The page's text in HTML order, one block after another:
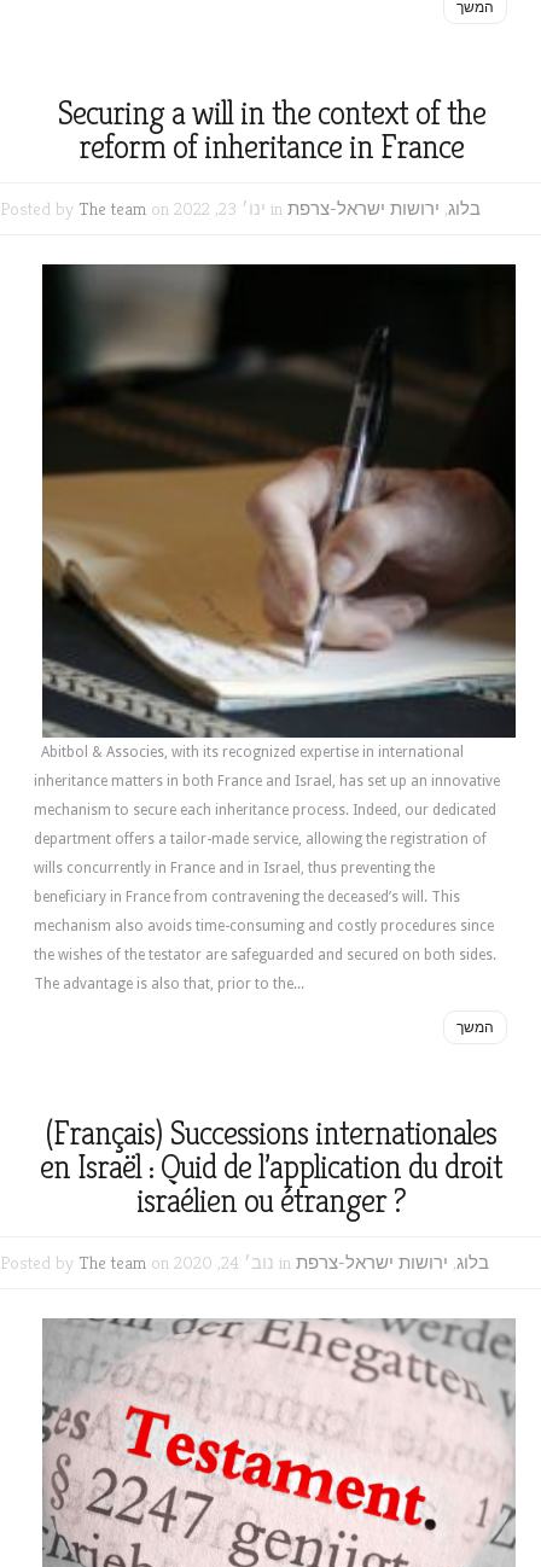
המשך
Securing a will in the context of the
reform of inheritance in France
Posted by The team on ינו׳ 23, 2022 in בלוג, ירושות ישראל-צרפת
Abitbol & Associes, with its recognized expertise in international
inheritance matters in both France and Israel, has set up an innovative
mechanism to secure each inheritance process. Indeed, our dedicated
department offers a tailor-made service, allowing the registration of
wills concurrently in France and in Israel, thus preventing the
beneficiary in France from contravening the deceased’s will. This
mechanism also avoids time-consuming and costly procedures since
the wishes of the testator are safeguarded and secured on both sides.
The advantage is also that, prior to the...
המשך
(Français) Successions internationales
en Israël : Quid de l’application du droit
israélien ou étranger ?
Posted by The team on נוב׳ 24, 2020 in בלוג, ירושות ישראל-צרפת